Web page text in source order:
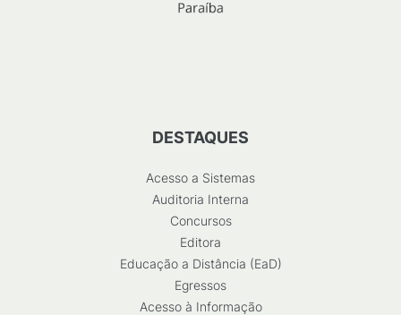
DESTAQUES
Acesso a Sistemas
Auditoria Interna
Concursos
Editora
Educação a Distância (EaD)
Egressos
Acesso à Informação